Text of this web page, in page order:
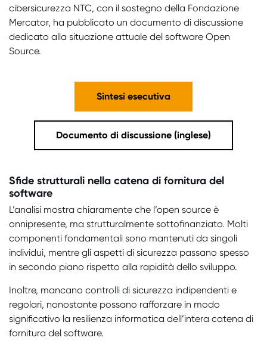
cibersicurezza NTC, con il sostegno della Fondazione
Mercator, ha pubblicato un documento di discussione
dedicato alla situazione attuale del software Open
Source.
Sintesi esecutiva
Documento di discussione (inglese)
Sfide strutturali nella catena di fornitura del
software
L’analisi mostra chiaramente che l’open source è
onnipresente, ma strutturalmente sottofinanziato. Molti
componenti fondamentali sono mantenuti da singoli
individui, mentre gli aspetti di sicurezza passano spesso
in secondo piano rispetto alla rapidità dello sviluppo.
Inoltre, mancano controlli di sicurezza indipendenti e
regolari, nonostante possano rafforzare in modo
significativo la resilienza informatica dell’intera catena di
fornitura del software.